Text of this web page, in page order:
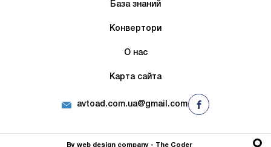
База знаний
Конвертори
О нас
Карта сайта
avtoad.com.ua@gmail.com
By web design company - The Сoder